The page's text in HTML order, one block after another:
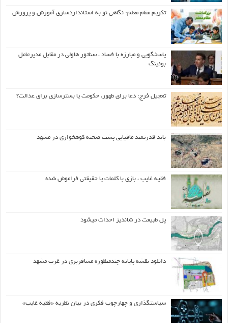
تکریم مقام معلم: نگاهی نو به استانداردسازی آموزش و پرورش
پاسخگویی و مبارزه با فساد ، سناتور هاولی در مقابل مدیرعامل
بوئینگ
تعجیل فرج: دعا برای ظهور، حکومت یا بسترسازی برای عدالت؟
باند قدرتمند مافیایی پشت صحنه کوهخواری در مشهد
فقیه غایب ، بازی با کلمات یا حقیقتی فراموش شده
پل طبیعت در شاندیز احداث میشود
دانلود نقشه پایانه چندمنظوره مسافربری در غرب مشهد
سیاستگذاری و چهارچوب فکری در بیان نظریه «فقیه غایب»